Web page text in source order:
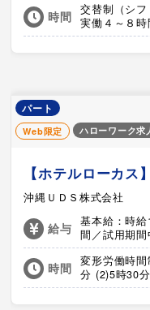
時間
交替制（シ
実働４～８
パート
Web限定 ハローワーク求
【ホテルローカス
沖縄ＵＤＳ株式会社
給与
基本給：時
間／試用期
時間
変形労働時
分 (2)5時30